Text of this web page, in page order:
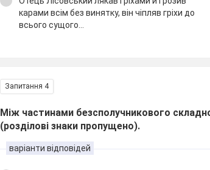
карами всім без винятку, він чіпляв гріхи до
всього сущого…
Запитання 4
Між частинами безсполучникового
(розділові знаки пропущено).
варіанти відповідей